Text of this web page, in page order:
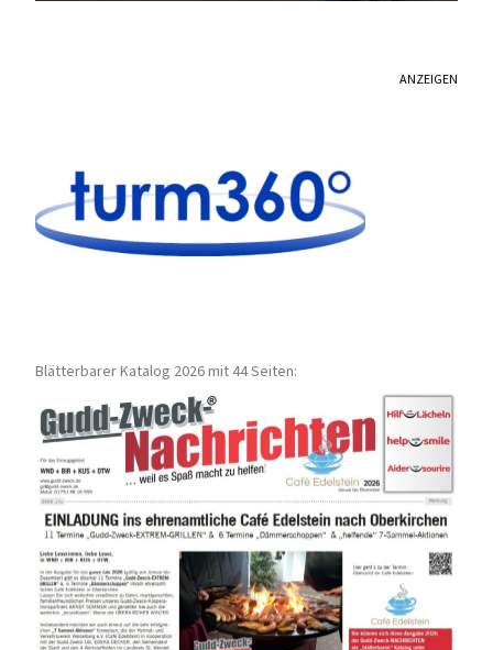
ANZEIGEN
Blätterbarer Katalog 2026 mit 44 Seiten: